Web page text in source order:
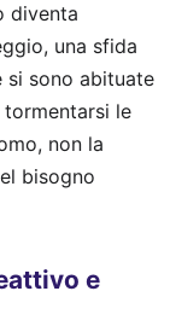
diventa
una sfida
si sono abituate
le
non la
bisogno
e